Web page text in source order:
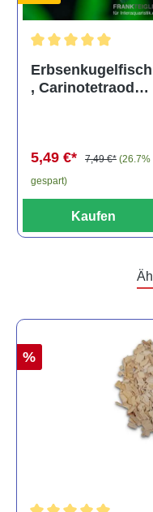
Durchschnittliche
Erbsenkugelfisch
, Carinotetraodon
5,49 €* 7,49 €* (26.7%
gespart)
Kaufen
%